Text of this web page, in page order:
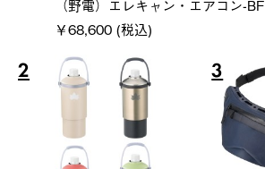
（野電）エレキャン・エアコン-BF
￥68,600 (税込)
2 3